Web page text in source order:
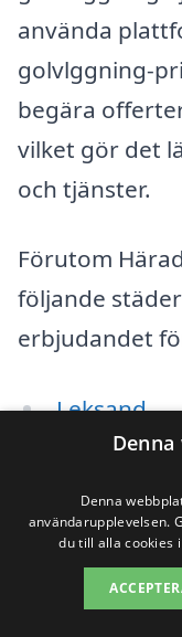
använda
golvlggning-
begära
vilket gör det
och tjänster.
Förutom
följande
erbjudandet
Leksand
Borlänge
Falun
Denna
användarupplevelsen.
du till alla cookies